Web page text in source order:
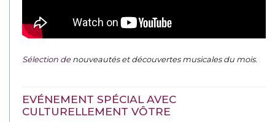
Sélection denouveautés et découvertes musicales du mois.
EVÉNEMENT SPÉCIAL AVEC
CULTURELLEMENT VÔTRE